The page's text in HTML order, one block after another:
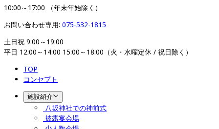
10:00～17:00 （年末年始除く）
お問い合わせ専用: 075-532-1815
土日祝 9:00～19:00
平日 12:00～14:00 15:00～18:00（火・水曜定休 / 祝日除く）
TOP
コンセプト
施設紹介
八坂神社での神前式
披露宴会場